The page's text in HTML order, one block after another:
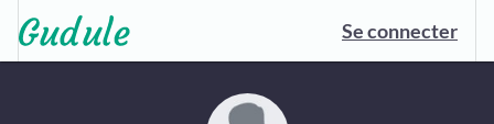
Se connecter